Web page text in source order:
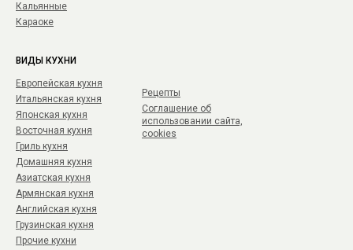
Кальянные
Караоке
ВИДЫ КУХНИ
Европейская кухня
Итальянская кухня
Японская кухня
Восточная кухня
Гриль кухня
Домашняя кухня
Азиатская кухня
Армянская кухня
Английская кухня
Грузинская кухня
Прочие кухни
Рецепты
Соглашение об
использовании сайта,
cookies